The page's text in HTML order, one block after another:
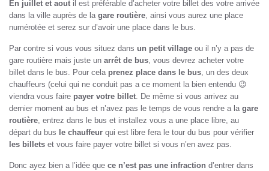
En juillet et aout il est préférable d’acheter votre billet des votre arrivée
dans la ville auprès de la gare routière, ainsi vous aurez une place
numérotée et serez sur d’avoir une place dans le bus.
Par contre si vous vous situez dans un petit village ou il n’y a pas de
gare routière mais juste un arrêt de bus, vous devrez acheter votre
billet dans le bus. Pour cela prenez place dans le bus, un des deux
chauffeurs (celui qui ne conduit pas a ce moment la bien entendu 😉
viendra vous faire payer votre billet. De même si vous arrivez au
dernier moment au bus et n’avez pas le temps de vous rendre a la gare
routière, entrez dans le bus et installez vous a une place libre, au
départ du bus le chauffeur qui est libre fera le tour du bus pour vérifier
les billets et vous faire payer votre billet si vous n’en avez pas.
Donc ayez bien a l’idée que ce n’est pas une infraction d’entrer dans